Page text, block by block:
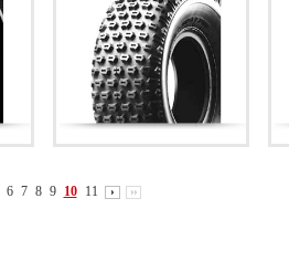
6 7 8 9 10 11